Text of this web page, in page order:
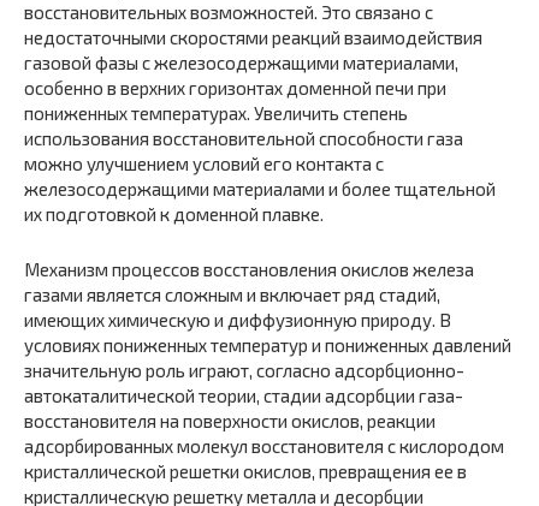
восстановитель­ных возможностей. Это связано с
недостаточными скоростями ре­акций взаимодействия
газовой фазы с железосодержащими материалами,
особенно в верхних горизонтах доменной печи при
пониженных температурах. Увеличить степень
использования восстановительной способности газа
можно улучшением условий его контакта с
железосодержащими материалами и более тщатель­ной
их подготовкой к доменной плавке.
Механизм процессов восстановления окислов железа
газами является сложным и включает ряд стадий,
имеющих химическую и диффузионную природу. В
условиях пониженных температур и пониженных давлений
значительную роль играют, согласно адсорбционно-
автокаталитической теории, стадии адсорбции газа-
восстановителя на поверхности окислов, реакции
адсорбированных молекул восстановителя с кислородом
кристаллической ре­шетки окислов, превращения ее в
кристаллическую решетку ме­талла и десорбции